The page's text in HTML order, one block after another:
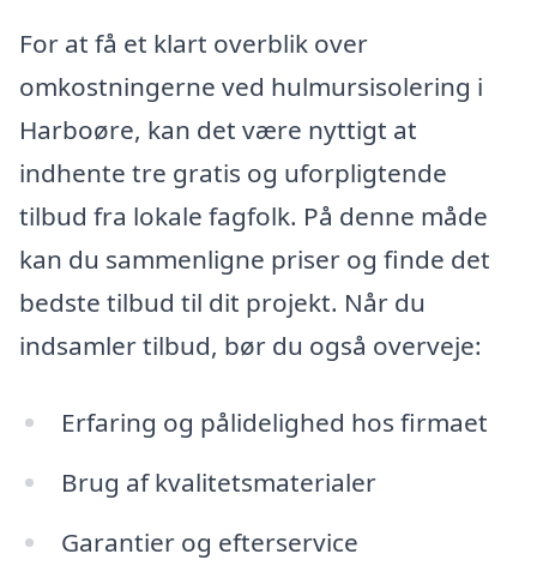
For at få et klart overblik over
omkostningerne ved hulmursisolering i
Harboøre, kan det være nyttigt at
indhente tre gratis og uforpligtende
tilbud fra lokale fagfolk. På denne måde
kan du sammenligne priser og finde det
bedste tilbud til dit projekt. Når du
indsamler tilbud, bør du også overveje:
Erfaring og pålidelighed hos firmaet
Brug af kvalitetsmaterialer
Garantier og efterservice